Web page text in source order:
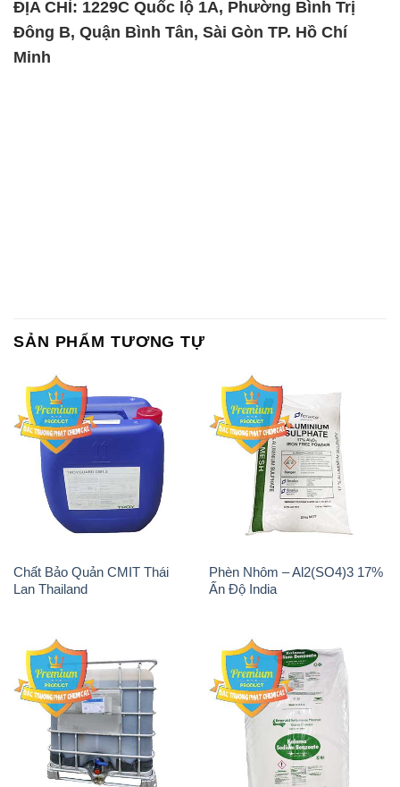
ĐỊA CHỈ: 1229C Quốc lộ 1A, Phường Bình Trị
Đông B, Quận Bình Tân, Sài Gòn TP. Hồ Chí
Minh
SẢN PHẨM TƯƠNG TỰ
Chất Bảo Quản CMIT Thái
Lan Thailand
Phèn Nhôm – Al2(SO4)3 17%
Ấn Độ India